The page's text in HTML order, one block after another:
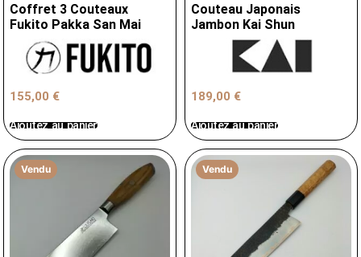
Coffret 3 Couteaux
Fukito Pakka San Mai
155,00 €
Ajoutez au panier
Couteau Japonais
Jambon Kai Shun
189,00 €
Ajoutez au panier
Vendu Vendu